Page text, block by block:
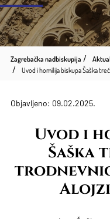
Zagrebačka nadbiskupija
Uvod i homilija biskupa Šaška
Objavljeno: 09.02.2025.
Uvod i
Šaška